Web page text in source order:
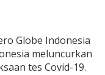
Globe Indonesia
meluncurkan
tes Covid-19.